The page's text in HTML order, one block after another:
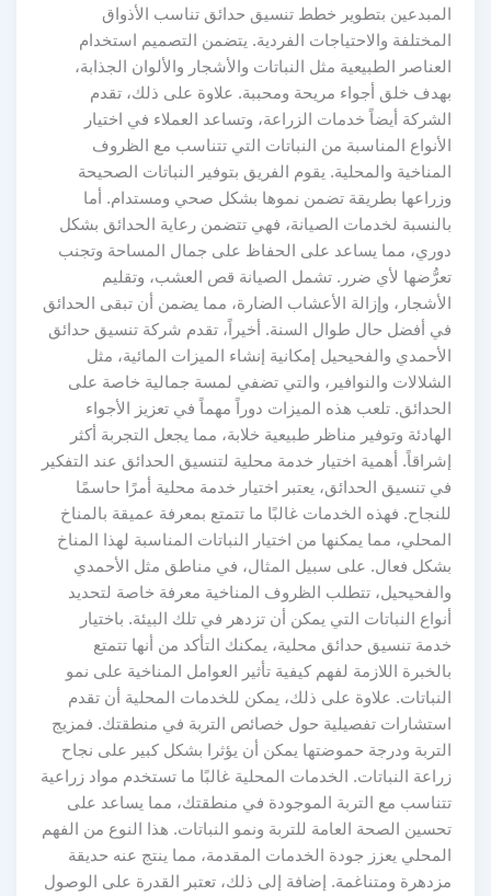
المبدعين بتطوير خطط تنسيق حدائق تناسب الأذواق
المختلفة والاحتياجات الفردية. يتضمن التصميم استخدام
العناصر الطبيعية مثل النباتات والأشجار والألوان الجذابة،
بهدف خلق أجواء مريحة ومحببة. علاوة على ذلك، تقدم
الشركة أيضاً خدمات الزراعة، وتساعد العملاء في اختيار
الأنواع المناسبة من النباتات التي تتناسب مع الظروف
المناخية والمحلية. يقوم الفريق بتوفير النباتات الصحيحة
وزراعها بطريقة تضمن نموها بشكل صحي ومستدام. أما
بالنسبة لخدمات الصيانة، فهي تتضمن رعاية الحدائق بشكل
دوري، مما يساعد على الحفاظ على جمال المساحة وتجنب
تعرُّضها لأي ضرر. تشمل الصيانة قص العشب، وتقليم
الأشجار، وإزالة الأعشاب الضارة، مما يضمن أن تبقى الحدائق
في أفضل حال طوال السنة. أخيراً، تقدم شركة تنسيق حدائق
الأحمدي والفحيحيل إمكانية إنشاء الميزات المائية، مثل
الشلالات والنوافير، والتي تضفي لمسة جمالية خاصة على
الحدائق. تلعب هذه الميزات دوراً مهماً في تعزيز الأجواء
الهادئة وتوفير مناظر طبيعية خلابة، مما يجعل التجربة أكثر
إشراقاً. أهمية اختيار خدمة محلية لتنسيق الحدائق عند التفكير
في تنسيق الحدائق، يعتبر اختيار خدمة محلية أمرًا حاسمًا
للنجاح. فهذه الخدمات غالبًا ما تتمتع بمعرفة عميقة بالمناخ
المحلي، مما يمكنها من اختيار النباتات المناسبة لهذا المناخ
بشكل فعال. على سبيل المثال، في مناطق مثل الأحمدي
والفحيحيل، تتطلب الظروف المناخية معرفة خاصة لتحديد
أنواع النباتات التي يمكن أن تزدهر في تلك البيئة. باختيار
خدمة تنسيق حدائق محلية، يمكنك التأكد من أنها تتمتع
بالخبرة اللازمة لفهم كيفية تأثير العوامل المناخية على نمو
النباتات. علاوة على ذلك، يمكن للخدمات المحلية أن تقدم
استشارات تفصيلية حول خصائص التربة في منطقتك. فمزيج
التربة ودرجة حموضتها يمكن أن يؤثرا بشكل كبير على نجاح
زراعة النباتات. الخدمات المحلية غالبًا ما تستخدم مواد زراعية
تتناسب مع التربة الموجودة في منطقتك، مما يساعد على
تحسين الصحة العامة للتربة ونمو النباتات. هذا النوع من الفهم
المحلي يعزز جودة الخدمات المقدمة، مما ينتج عنه حديقة
مزدهرة ومتناغمة. إضافة إلى ذلك، تعتبر القدرة على الوصول